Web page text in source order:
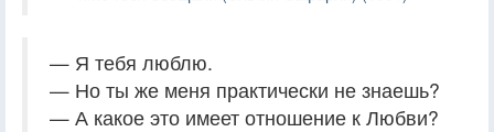
— Я тебя люблю.
— Но ты же меня практически не знаешь?
— А какое это имеет отношение к Любви?